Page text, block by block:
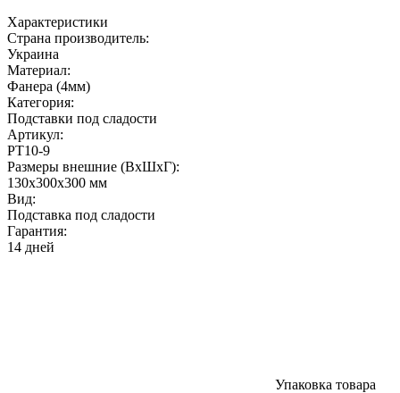
Характеристики
Страна производитель:
Украина
Материал:
Фанера (4мм)
Категория:
Подставки под сладости
Артикул:
PT10-9
Размеры внешние (ВхШхГ):
130х300х300 мм
Вид:
Подставка под сладости
Гарантия:
14 дней
Упаковка товара